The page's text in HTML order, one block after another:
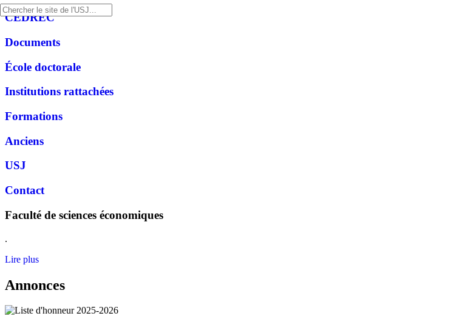
CEDREC
Documents
École doctorale
Institutions rattachées
Formations
Anciens
USJ
Contact
Faculté de sciences économiques
.
Lire plus
Annonces